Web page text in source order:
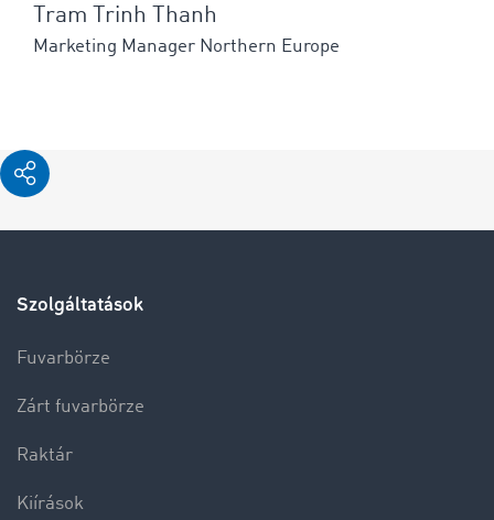
Tram Trinh Thanh
Marketing Manager Northern Europe
Szolgáltatások
Fuvarbörze
Zárt fuvarbörze
Raktár
Kiírások